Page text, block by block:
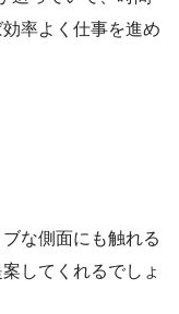
率よく仕事を進め
な側面にも触れる
してくれるでしょ